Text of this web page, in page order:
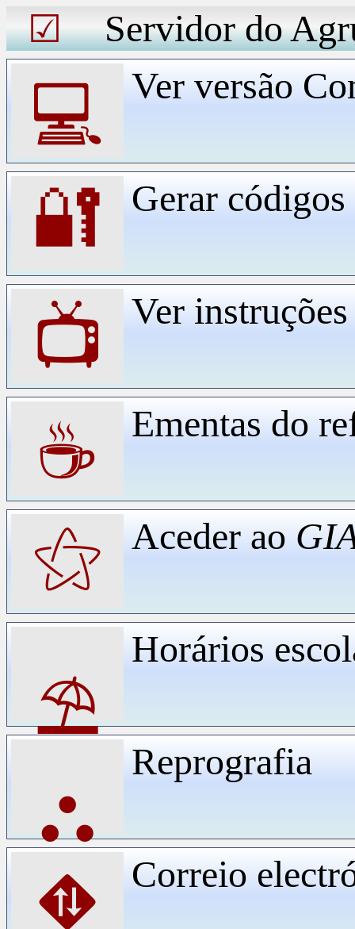
☑ Servidor do
💻 Ver versão
🔐 Gerar
📺 Ver
☕ Ementas do
⚝ Aceder ao
⛱
Horários
⛬
Reprografia
⛖ Correio